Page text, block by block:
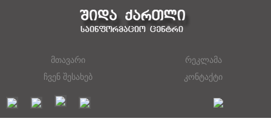
მთავარი
რეკლამა
ჩვენ შესახებ
კონტაქტი